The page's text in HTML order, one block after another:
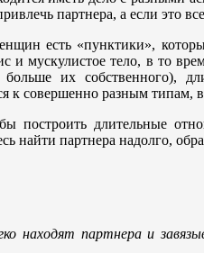
партнера, а если это
есть «пунктики»,
и мускулистое тело, в то
их собственного),
к совершенно разным
построить длительные
найти партнера надолго,
находят партнера и